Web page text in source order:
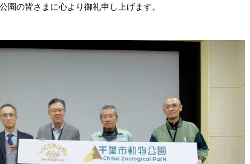
園の皆さまに心より御礼申し上げます。